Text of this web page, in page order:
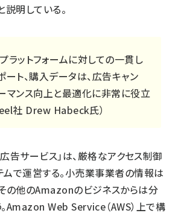
説明している。
ラットフォームに対しての一貫し
ート、購入データは、広告キャン
マンス向上と最適化に非常に役立
社 Drew Habeck氏）
告サービス」は、厳格なアクセス制御
ムで運営する。小売業事業者の情報は
の他のAmazonのビジネスからは分
Amazon Web Service（AWS）上で構